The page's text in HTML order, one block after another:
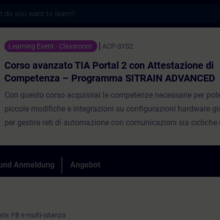
TIA Portal 2 con Attestazione di
Learning Event - Classroom ACP-SYS2
Corso avanzato TIA Portal 2 con Attestazione di
Competenza – Programma SITRAIN ADVANCED
Con questo corso acquisirai le competenze necessarie per
piccole modifiche e integrazioni su configurazioni hardware
per gestire reti di automazione con comunicazioni sia cicliche
esistenti, integrandole con lo sviluppo di pagine su SIMATIC
Approfondirai infine le funzionalità degli azionamenti
Anmeldung Angebot
FB e multi-istanza